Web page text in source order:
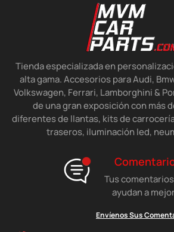
Tienda especializada en
alta gama. Accesorios para Audi,
Volkswagen, Ferrari, Lamborghini &
de una gran exposición con más
diferentes de llantas, kits de
traseros, iluminación led,
Tus
ayudan a
Envíenos Sus